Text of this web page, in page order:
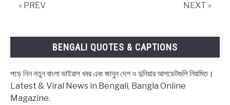
রোহিত
শর্মা
« PREV NEXT »
BENGALI QUOTES & CAPTIONS
পড়ে নিন নতুন বাংলা ভাইরাল খবর এবং জানুন দেশ ও দুনিয়ার আপডেটগুলি নিয়মিত।
Latest & Viral News in Bengali, Bangla Online
Magazine.